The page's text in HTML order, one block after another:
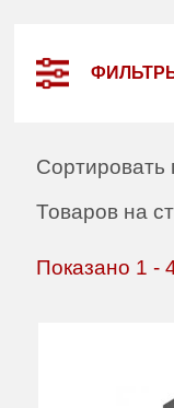
Сортировать
Товаров на
Показано 1 -